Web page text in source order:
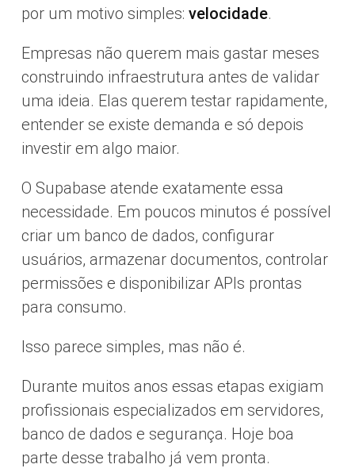
por um motivo simples: velocidade.
Empresas não querem mais gastar meses
construindo infraestrutura antes de validar
uma ideia. Elas querem testar rapidamente,
entender se existe demanda e só depois
investir em algo maior.
O Supabase atende exatamente essa
necessidade. Em poucos minutos é possível
criar um banco de dados, configurar
usuários, armazenar documentos, controlar
permissões e disponibilizar APIs prontas
para consumo.
Isso parece simples, mas não é.
Durante muitos anos essas etapas exigiam
profissionais especializados em servidores,
banco de dados e segurança. Hoje boa
parte desse trabalho já vem pronta.